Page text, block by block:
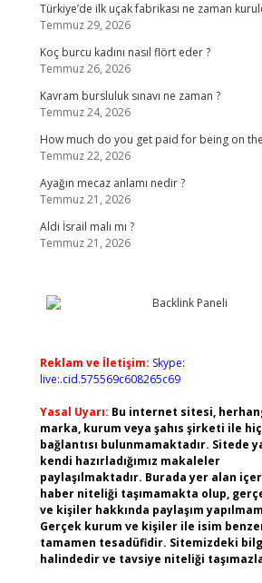
Türkiye’de ilk uçak fabrikası ne zaman
Temmuz 29, 2026
Koç burcu kadını nasıl flört eder ?
Temmuz 26, 2026
Kavram bursluluk sınavı ne zaman ?
Temmuz 24, 2026
How much do you get paid for being on
Temmuz 22, 2026
Ayağın mecaz anlamı nedir ?
Temmuz 21, 2026
Aldi İsrail malı mı ?
Temmuz 21, 2026
Reklam ve İletişim: Skype:
live:.cid.575569c608265c69
Yasal Uyarı: Bu internet sitesi,
marka, kurum veya şahıs şirketi ile
bağlantısı bulunmamaktadır. Sitede
kendi hazırladığımız makaleler
paylaşılmaktadır. Burada yer alan
haber niteliği taşımamakta olup,
ve kişiler hakkında paylaşım
Gerçek kurum ve kişiler ile isim
tamamen tesadüfidir. Sitemizdeki
halindedir ve tavsiye niteliği